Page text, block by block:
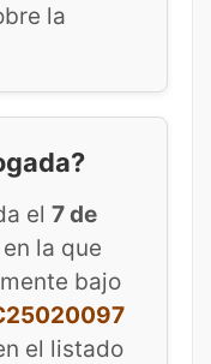
la
el 7 de
la que
bajo
el listado